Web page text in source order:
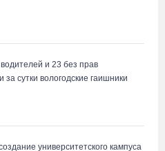
и 23 без прав
за сутки вологодские гаишники
университетского кампуса